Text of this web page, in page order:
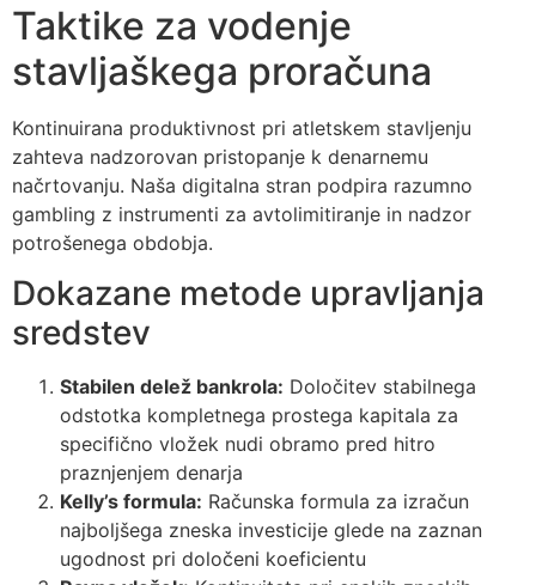
Taktike za vodenje
stavljaškega proračuna
Kontinuirana produktivnost pri atletskem stavljenju
zahteva nadzorovan pristopanje k denarnemu
načrtovanju. Naša digitalna stran podpira razumno
gambling z instrumenti za avtolimitiranje in nadzor
potrošenega obdobja.
Dokazane metode upravljanja
sredstev
Stabilen delež bankrola: Določitev stabilnega
odstotka kompletnega prostega kapitala za
specifično vložek nudi obramo pred hitro
praznjenjem denarja
Kelly’s formula: Računska formula za izračun
najboljšega zneska investicije glede na zaznan
ugodnost pri določeni koeficientu